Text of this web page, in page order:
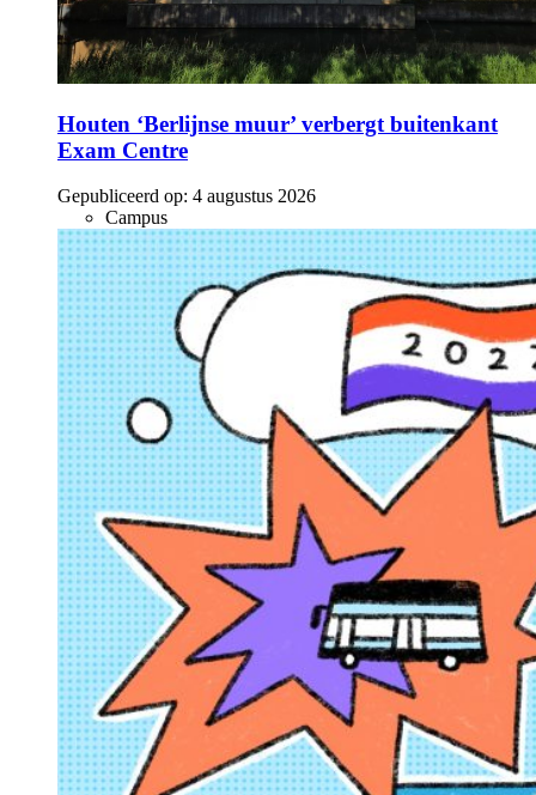
Houten ‘Berlijnse muur’ verbergt buitenkant
Exam Centre
Gepubliceerd op: 4 augustus 2026
Campus